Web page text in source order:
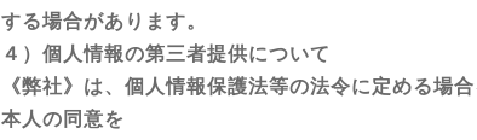
する場合があります。
４）個人情報の第三者提供について
《弊社》は、個人情報保護法等の法令に定める場
本人の同意を